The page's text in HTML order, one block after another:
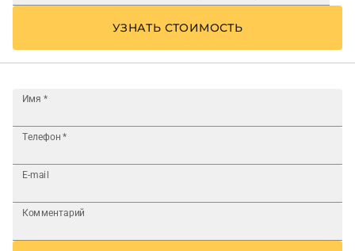
УЗНАТЬ СТОИМОСТЬ
Имя *
Телефон *
E-mail
Комментарий